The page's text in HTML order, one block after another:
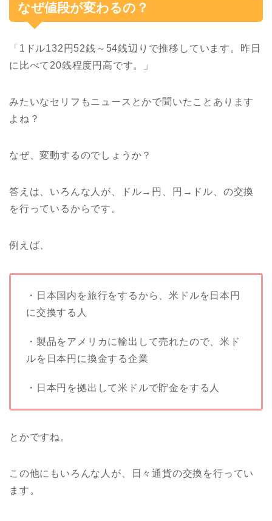
なぜ値段が変わるの？
「1ドル132円52銭～54銭辺りで推移しています。昨日
に比べて20銭程度円高です。」
みたいなセリフもニュースとかで聞いたことあります
よね？
なぜ、変動するのでしょうか？
答えは、いろんな人が、ドル→円、円→ドル、の交換
を行っているからです。
例えば、
・日本国内を旅行をするから、米ドルを日本円
に交換する人
・製品をアメリカに輸出して売れたので、米ド
ルを日本円に換金する企業
・日本円を拠出して米ドルで貯金をする人
とかですね。
この他にもいろんな人が、日々通貨の交換を行ってい
ます。